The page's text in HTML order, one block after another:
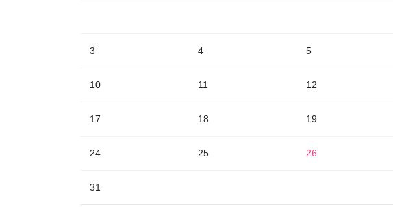
3 4 5
10 11 12
17 18 19
24 25 26
31